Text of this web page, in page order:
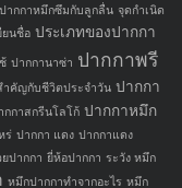
ากกาหมึกซึมกับลูกลื่น จุดกำเนิด
ยนชื่อ ประเภทของปากกา
ปากกานาซ่า ปากกาพรี
ำคัญกับชีวิตประจำวัน ปากกา
กกาสกรีนโลโก้ ปากกาหมึก
ร่ ปากกา แดง ปากกาแดง
ปากกา ยี่ห้อปากกา ระวัง หมึก
หมึกปากกาทำจากอะไร หมึก